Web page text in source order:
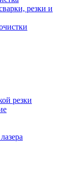
резки и
резки